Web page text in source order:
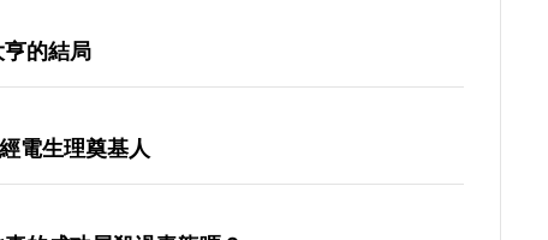
的結局
電生理奠基人